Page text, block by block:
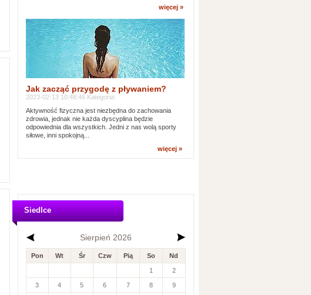
więcej »
Jak zacząć przygodę z pływaniem?
2023-02-13 10:48:46 Kategoria:
Aktywność fizyczna jest niezbędna do zachowania
zdrowia, jednak nie każda dyscyplina będzie
odpowiednia dla wszystkich. Jedni z nas wolą sporty
siłowe, inni spokojną...
więcej »
Siedlce
Sierpień 2026
Pon Wt Śr Czw Pią So Nd
1 2
3 4 5 6 7 8 9